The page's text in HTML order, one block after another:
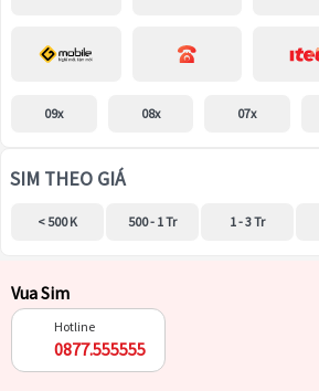
09x 08x 07x
SIM THEO GIÁ
< 500 K 500 - 1 Tr 1 - 3 Tr
Vua Sim
Hotline
0877.555555